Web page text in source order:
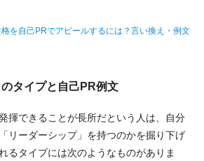
を自己PRでアピールするには？言い換え・例文
のタイプと自己PR例文
揮できることが長所だという人は、自分
リーダーシップ」を持つのかを掘り下げ
るタイプには次のようなものがありま